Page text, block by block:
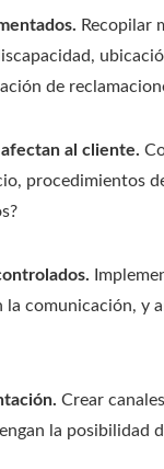
Recopilar
de
al cliente.
procedimientos
comunicación, y
Crear
la posibilidad